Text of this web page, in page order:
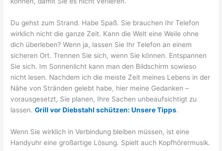
Du gehst zum Strand. Habe Spaß. Sie brauchen Ihr Telefon
wirklich nicht die ganze Zeit. Kann die Welt eine Weile ohne
dich überleben? Wenn ja, lassen Sie Ihr Telefon an einem
sicheren Ort. Trennen Sie sich, wenn Sie können. Entspannen
Sie sich. Im Sonnenlicht kann man den Bildschirm sowieso
nicht lesen. Nachdem ich die meiste Zeit meines Lebens in der
Nähe von Stränden gelebt habe, hier meine Gedanken –
vorausgesetzt, Sie planen, Ihre Sachen unbeaufsichtigt zu
lassen.Grill vor Diebstahl schützen: Unsere Tipps.
Wenn Sie wirklich in Verbindung bleiben müssen, ist eine
Handyuhr eine großartige Lösung. Spielt auch Kopfhörermusik.